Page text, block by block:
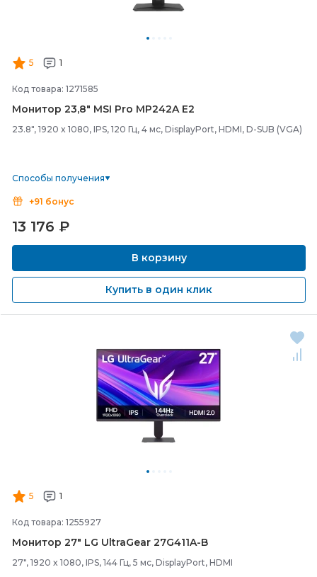
5 1
Код товара: 1271585
Монитор 23,8" MSI Pro MP242A E2
23.8", 1920 x 1080, IPS, 120 Гц, 4 мс, DisplayPort, HDMI, D-SUB (VGA)
Способы получения
+91 бонус
13 176 ₽
В корзину
Купить в один клик
5 1
Код товара: 1255927
Монитор 27" LG UltraGear 27G411A-B
27", 1920 x 1080, IPS, 144 Гц, 5 мс, DisplayPort, HDMI